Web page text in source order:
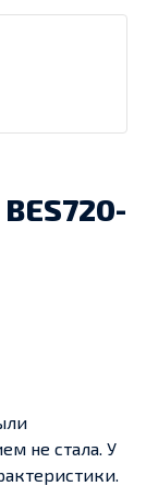
BES720-
не стала. У